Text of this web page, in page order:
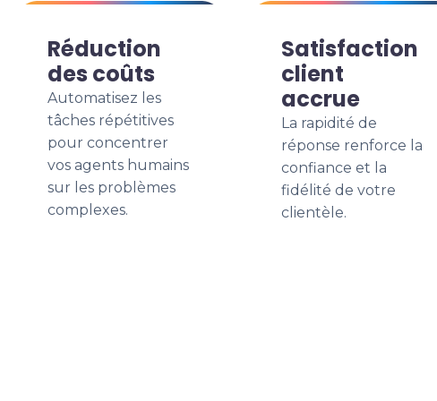
Réduction
des coûts
Automatisez les
tâches répétitives
pour concentrer
vos agents humains
sur les problèmes
complexes.
Satisfaction
client
accrue
La rapidité de
réponse renforce la
confiance et la
fidélité de votre
clientèle.